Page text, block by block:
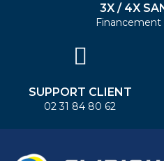
3X / 4X
Financement
SUPPORT CLIENT
02 31 84 80 62